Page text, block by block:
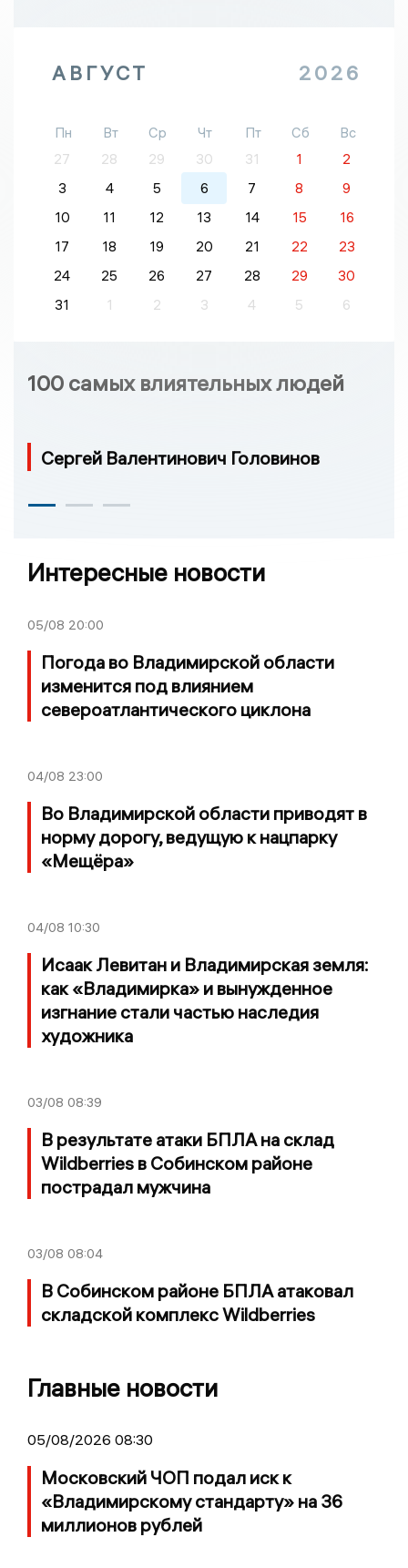
АВГУСТ 2026
Пн Вт Ср Чт Пт Сб
Вс
27
28 29 30 31 1
2
3
4 5 6 7 8
9
10
11 12 13 14 15
16
17
18 19 20 21 22
23
24
25 26 27 28 29
30
31
1 2 3 4 5 6
100 самых влиятельных людей
Сергей Валентинович Головинов
Интересные новости
05/08 20:00
Погода во Владимирской области
изменится под влиянием
североатлантического циклона
04/08 23:00
Во Владимирской области приводят в
норму дорогу, ведущую к нацпарку
«Мещёра»
04/08 10:30
Исаак Левитан и Владимирская земля:
как «Владимирка» и вынужденное
изгнание стали частью наследия
художника
03/08 08:39
В результате атаки БПЛА на склад
Wildberries в Собинском районе
пострадал мужчина
03/08 08:04
В Собинском районе БПЛА атаковал
складской комплекс Wildberries
Главные новости
05/08/2026 08:30
Московский ЧОП подал иск к
«Владимирскому стандарту» на 36
миллионов рублей